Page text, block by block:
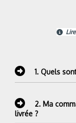

1. Quels
2. Ma
livrée ?